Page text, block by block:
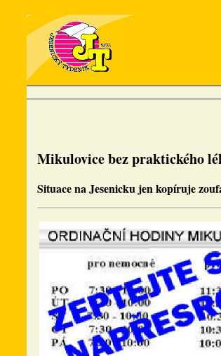
Mikulovice bez praktického
Situace na Jesenicku jen kopíruje